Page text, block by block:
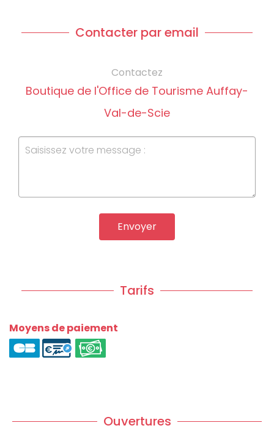
Contacter par email
Contactez
Boutique de l'Office de Tourisme Auffay-
Val-de-Scie
Envoyer
Tarifs
Moyens de paiement
Ouvertures